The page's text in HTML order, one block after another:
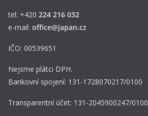
tel: +420 224 216 032
e-mail: office@japan.cz
IČO: 00539651
Nejsme plátci DPH.
Bankovní spojení: 131-1728070217/0100
Transparentní účet: 131-2045900247/0100